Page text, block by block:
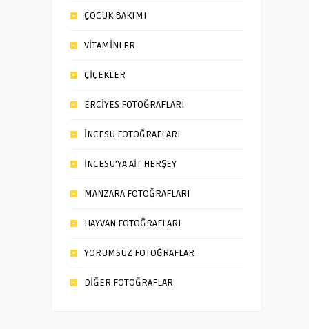
ÇOCUK BAKIMI
VİTAMİNLER
ÇİÇEKLER
ERCİYES FOTOĞRAFLARI
İNCESU FOTOĞRAFLARI
İNCESU’YA AİT HERŞEY
MANZARA FOTOĞRAFLARI
HAYVAN FOTOĞRAFLARI
YORUMSUZ FOTOĞRAFLAR
DİĞER FOTOĞRAFLAR